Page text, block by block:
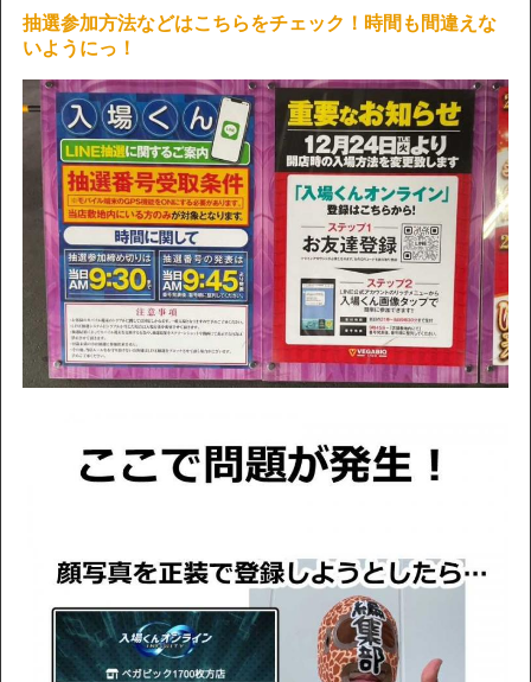
抽選参加方法などはこちらをチェック！時間も間違えな
いようにっ！